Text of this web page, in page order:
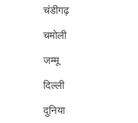
चंडीगढ़
चमोली
जम्मू
दिल्ली
दुनिया